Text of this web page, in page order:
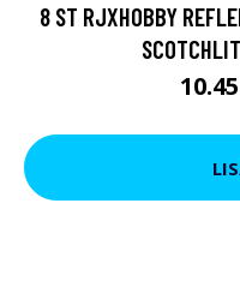
8 ST RJXHOBBY